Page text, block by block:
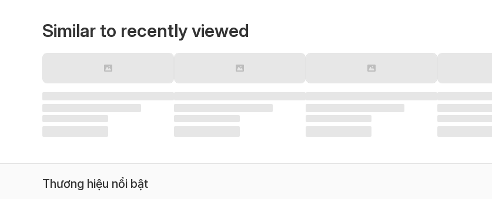
Similar to recently viewed
Thương hiệu nổi bật